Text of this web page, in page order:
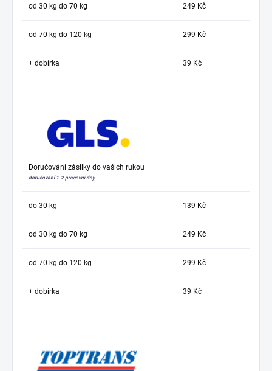
od 30 kg do 70 kg 249 Kč
od 70 kg do 120 kg 299 Kč
+ dobírka 39 Kč
Doručování zásilky do vašich rukou
doručování 1-2 pracovní dny
do 30 kg 139 Kč
od 30 kg do 70 kg 249 Kč
od 70 kg do 120 kg 299 Kč
+ dobírka 39 Kč